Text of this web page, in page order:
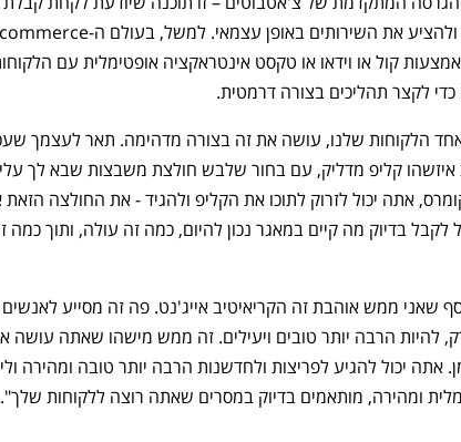
לקצר תהליכים בצורה דרמטית.
ומהירה, מותאמים בדיוק במסרים שאתה רוצה ללקוחות שלך".